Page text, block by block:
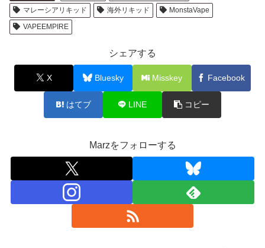
マレーシアリキッド
海外リキッド
MonstaVape
VAPEEMPIRE
シェアする
X Bluesky Misskey Facebook
はてブ LINE コピー
Marzをフォローする